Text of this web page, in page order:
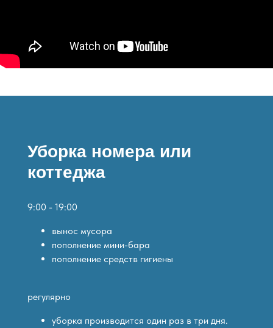
Уборка номера или
коттеджа
9:00 - 19:00
вынос мусора
пополнение мини-бара
пополнение средств гигиены
регулярно
уборка производится один раз в три дня.